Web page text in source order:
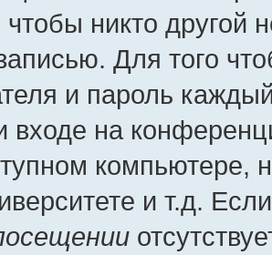
чтобы никто другой
Для того
и пароль
входе на
компьютере,
и т.д.